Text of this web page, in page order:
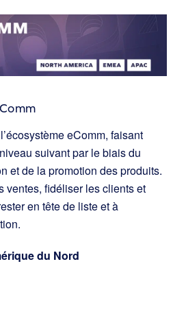
eComm, faisant
suivant par le biais du
et de la promotion des produits.
ventes, fidéliser les clients et
en tête de liste et à
du Nord